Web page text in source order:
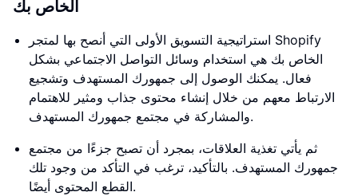
الخاص بك
استراتيجية التسويق الأولى التي أنصح بها لمتجر Shopify
الخاص بك هي استخدام وسائل التواصل الاجتماعي بشكل
فعال. يمكنك الوصول إلى جمهورك المستهدف وتشجيع
الارتباط معهم من خلال إنشاء محتوى جذاب ومثير للاهتمام
والمشاركة في مجتمع جمهورك المستهدف.
ثم يأتي تغذية العلاقات، بمجرد أن تصبح جزءًا من مجتمع
جمهورك المستهدف. بالتأكيد، ترغب في التأكد من وجود تلك
القطع المحتوى أيضًا.